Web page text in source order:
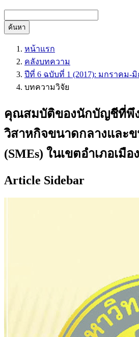
ค้นหา
หน้าแรก
คลังบทความ
ปีที่ 6 ฉบับที่ 1 (2017): มกราคม-มิ
บทความวิจัย
คุณสมบัติของนักบัญชีที่พึ
วิสาหกิจขนาดกลางและ
(SMEs) ในเขตอำเภอเมื
Article Sidebar